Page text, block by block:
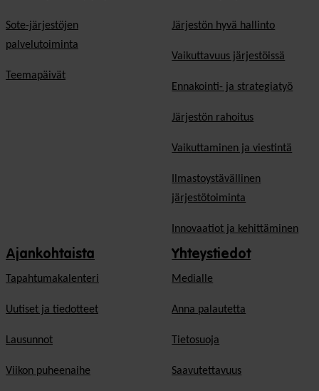
Sote-järjestöjen
palvelutoiminta
Teemapäivät
Järjestön hyvä hallinto
Vaikuttavuus järjestöissä
Ennakointi- ja strategiatyö
Järjestön rahoitus
Vaikuttaminen ja viestintä
Ilmastoystävällinen
järjestötoiminta
Innovaatiot ja kehittäminen
Ajankohtaista
Tapahtumakalenteri
Uutiset ja tiedotteet
Lausunnot
Viikon puheenaihe
Yhteystiedot
Medialle
Anna palautetta
Tietosuoja
Saavutettavuus